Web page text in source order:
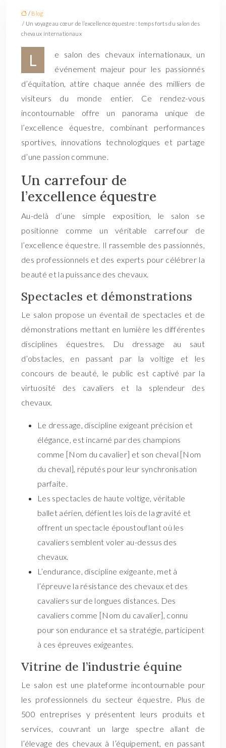
/ Blog
/ Un voyage au cœur de l’excellence équestre : temps forts du salon des
chevaux internationaux
L
e salon des chevaux internationaux, un
événement majeur pour les passionnés
d’équitation, attire chaque année des milliers de
visiteurs du monde entier. Ce rendez-vous
incontournable offre un panorama unique de
l’excellence équestre, combinant performances
sportives, innovations technologiques et partage
d’une passion commune.
Un carrefour de
l’excellence équestre
Au-delà d’une simple exposition, le salon se
positionne comme un véritable carrefour de
l’excellence équestre. Il rassemble des passionnés,
des professionnels et des experts pour célébrer la
beauté et la puissance des chevaux.
Spectacles et démonstrations
Le salon propose un éventail de spectacles et de
démonstrations mettant en lumière les différentes
disciplines équestres. Du dressage au saut
d’obstacles, en passant par la voltige et les
concours de beauté, le public est captivé par la
virtuosité des cavaliers et la splendeur des
chevaux.
Le dressage, discipline exigeant précision et
élégance, est incarné par des champions
comme [Nom du cavalier] et son cheval [Nom
du cheval], réputés pour leur synchronisation
parfaite.
Les spectacles de haute voltige, véritable
ballet aérien, défient les lois de la gravité et
offrent un spectacle époustouflant où les
cavaliers semblent voler au-dessus des
chevaux.
L’endurance, discipline exigeante, met à
l’épreuve la résistance des chevaux et des
cavaliers sur de longues distances. Des
cavaliers comme [Nom du cavalier], connu
pour son endurance et sa stratégie, participent
à ces épreuves exigeantes.
Vitrine de l’industrie équine
Le salon est une plateforme incontournable pour
les professionnels du secteur équestre. Plus de
500 entreprises y présentent leurs produits et
services, couvrant un large spectre allant de
l’élevage des chevaux à l’équipement, en passant